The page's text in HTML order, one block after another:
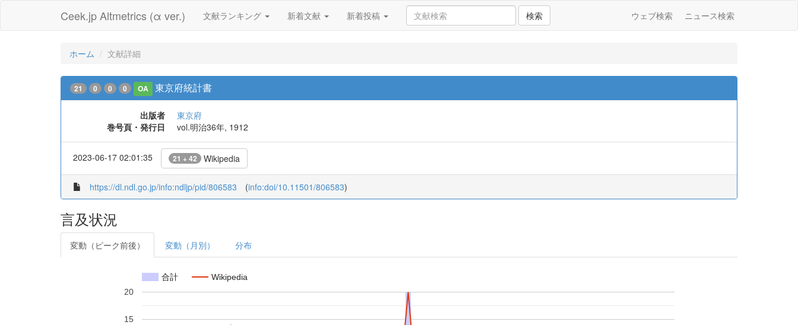
Ceek.jp Altmetrics (α ver.) 文献ランキング 新着文献 新着投稿 検索 ウェブ検索 ニュース検索
ホーム 文献詳細
21 0 0 0 OA 東京府統計書
出版者
東京府
巻号頁・発行日
vol.明治36年, 1912
2023-06-17 02:01:35 21 + 42 Wikipedia
https://dl.ndl.go.jp/info:ndljp/pid/806583 (info:doi/10.11501/806583)
言及状況
変動（ピーク前後） 変動（月別） 分布
合計 Wikipedia
15
20